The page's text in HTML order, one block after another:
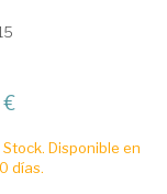
Stock. Disponible en
días.